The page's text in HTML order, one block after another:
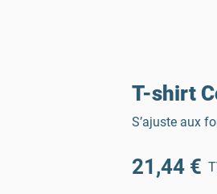
T-shirt
S’ajuste aux
21,44 €